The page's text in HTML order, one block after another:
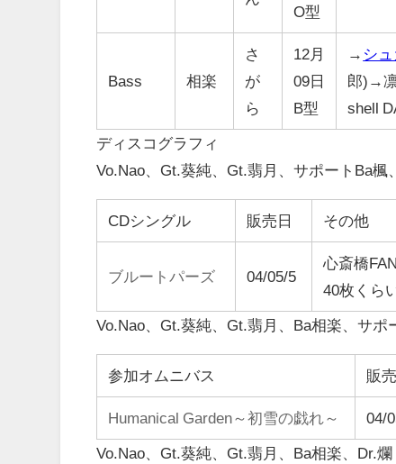
O型
Bass 相楽
さ
が
ら
12月
09日
B型
→ シ
郎)→
shell
ディスコグラフィ
Vo.Nao、Gt.葵純、Gt.翡月、サポートBa楓
CDシングル 販売日 その他
ブルートパーズ 04/05/5
心斎橋
40枚くら
Vo.Nao、Gt.葵純、Gt.翡月、Ba相楽、サポ
参加オムニバス 販
Humanical Garden～初雪の戯れ～ 04/
Vo.Nao、Gt.葵純、Gt.翡月、Ba相楽、Dr.爛